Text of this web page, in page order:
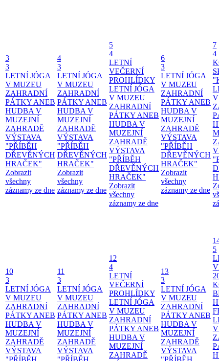
3
3
LETNÍ JÓGA
V MUZEU
ZAHRADNÍ
PÁTKY ANEB
HUDBA V
MUZEJNÍ
ZAHRADĚ
VÝSTAVA
"PŘÍBĚH
DŘEVĚNÝCH
HRAČEK"
Zobrazit
všechny
záznamy ze dne
4
3
LETNÍ JÓGA
V MUZEU
ZAHRADNÍ
PÁTKY ANEB
HUDBA V
MUZEJNÍ
ZAHRADĚ
VÝSTAVA
"PŘÍBĚH
DŘEVĚNÝCH
HRAČEK"
Zobrazit
všechny
záznamy ze dne
5
4
LETNÍ
VEČERNÍ
PROHLÍDKY
LETNÍ JÓGA
V MUZEU
ZAHRADNÍ
PÁTKY ANEB
HUDBA V
MUZEJNÍ
ZAHRADĚ
VÝSTAVA
"PŘÍBĚH
DŘEVĚNÝCH
HRAČEK"
Zobrazit
všechny
záznamy ze dne
6
3
LETNÍ JÓGA
V MUZEU
ZAHRADNÍ
PÁTKY ANEB
HUDBA V
MUZEJNÍ
ZAHRADĚ
VÝSTAVA
"PŘÍBĚH
DŘEVĚNÝCH
HRAČEK"
Zobrazit
všechny
záznamy ze dne
7
4
10
3
LETNÍ JÓGA
V MUZEU
ZAHRADNÍ
PÁTKY ANEB
HUDBA V
MUZEJNÍ
ZAHRADĚ
VÝSTAVA
11
3
LETNÍ JÓGA
V MUZEU
ZAHRADNÍ
PÁTKY ANEB
HUDBA V
MUZEJNÍ
ZAHRADĚ
VÝSTAVA
12
4
LETNÍ
VEČERNÍ
PROHLÍDKY
LETNÍ JÓGA
V MUZEU
ZAHRADNÍ
PÁTKY ANEB
HUDBA V
MUZEJNÍ
ZAHRADĚ
13
3
LETNÍ JÓGA
V MUZEU
ZAHRADNÍ
PÁTKY ANEB
HUDBA V
MUZEJNÍ
ZAHRADĚ
VÝSTAVA
5